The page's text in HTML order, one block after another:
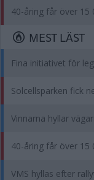
40-åring får över
MEST LÄST
Fina initiativet för
Solcellsparken fick
Vinnarna hyllar
40-åring får över
VMS hyllas efter